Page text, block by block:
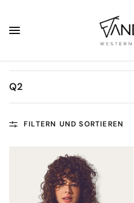
Q2
FILTERN UND SORTIEREN